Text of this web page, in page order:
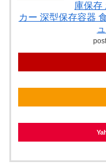
庫保存
カー 深型保存容器